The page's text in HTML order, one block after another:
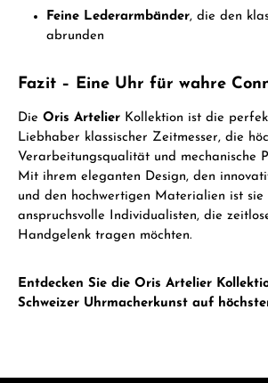
Feine Lederarmbänder, die den
abrunden
Fazit – Eine Uhr für wahre
Die Oris Artelier Kollektion ist die
Liebhaber klassischer Zeitmesser, die
Verarbeitungsqualität und mechanische
Mit ihrem eleganten Design, den
und den hochwertigen Materialien ist
anspruchsvolle Individualisten, die
Handgelenk tragen möchten.
Entdecken Sie die Oris Artelier
Schweizer Uhrmacherkunst auf